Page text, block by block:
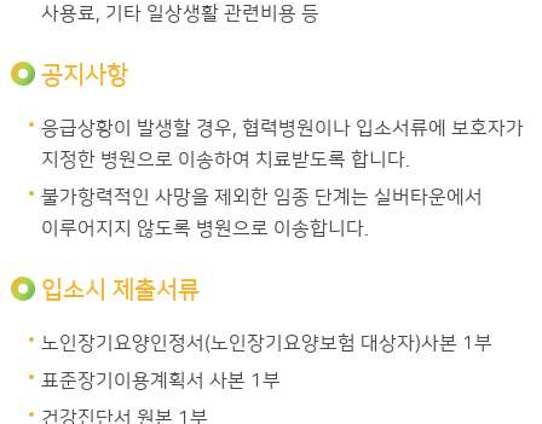
사용료, 기타 일상생활 관련비용 등
공지사항
응급상황이 발생할 경우, 협력병원이나 입소서류에 보호자가
지정한 병원으로 이송하여 치료받도록 합니다.
불가항력적인 사망을 제외한 임종 단계는 실버타운에서
이루어지지 않도록 병원으로 이송합니다.
입소시 제출서류
노인장기요양인정서(노인장기요양보험 대상자)사본 1부
표준장기이용계획서 사본 1부
건강진단서 원본 1부